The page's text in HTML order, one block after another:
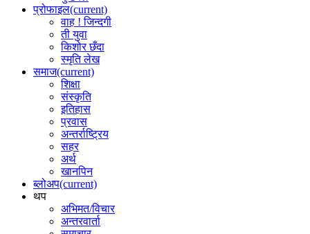
प्रोफाइल(current)
वाह ! जिन्दगी
ती युवा
किशोर छँदा
स्मृति लेख
समाज(current)
शिक्षा
संस्कृति
इतिहास
प्रवास
अन्तर्राष्ट्रिय
सहर
अर्थ
खानपिन
ब्लोअप(current)
थप
अभिमत/विचार
अन्तरवार्ता